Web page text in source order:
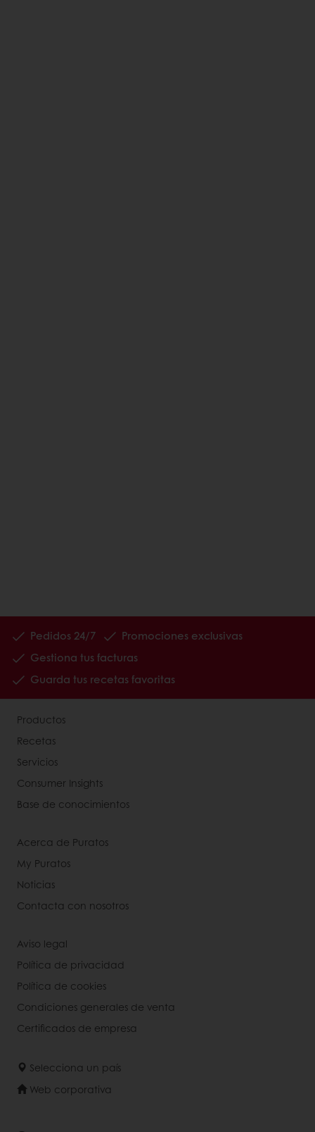
Pedidos 24/7
Promociones exclusivas
Gestiona tus facturas
Guarda tus recetas favoritas
Productos
Recetas
Servicios
Consumer Insights
Base de conocimientos
Acerca de Puratos
My Puratos
Noticias
Contacta con nosotros
Aviso legal
Política de privacidad
Política de cookies
Condiciones generales de venta
Certificados de empresa
Selecciona un país
Web corporativa